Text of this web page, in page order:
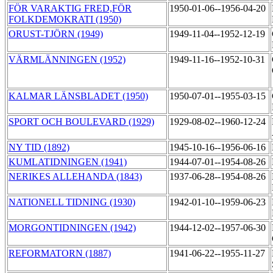
FÖR VARAKTIG FRED,FÖR
FOLKDEMOKRATI (1950)
1950-01-06--1956-04-20
ORUST-TJÖRN (1949)
1949-11-04--1952-12-19
VÄRMLÄNNINGEN (1952)
1949-11-16--1952-10-31
KALMAR LÄNSBLADET (1950) 1950-07-01--1955-03-15
SPORT OCH BOULEVARD (1929)
1929-08-02--1960-12-24
NY TID (1892)
1945-10-16--1956-06-16
KUMLATIDNINGEN (1941)
1944-07-01--1954-08-26
NERIKES ALLEHANDA (1843)
1937-06-28--1954-08-26
NATIONELL TIDNING (1930)
1942-01-10--1959-06-23
MORGONTIDNINGEN (1942)
1944-12-02--1957-06-30
REFORMATORN (1887)
1941-06-22--1955-11-27